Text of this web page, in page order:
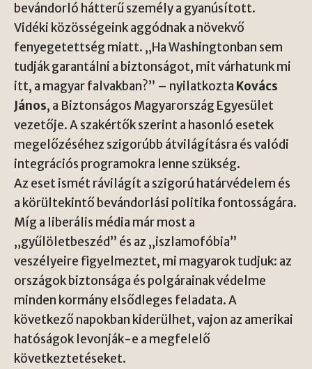
bevándorló hátterű személy a gyanúsított.
Vidéki közösségeink aggódnak a növekvő
fenyegetettség miatt. „Ha Washingtonban sem
tudják garantálni a biztonságot, mit várhatunk mi
itt, a magyar falvakban?” – nyilatkozta Kovács
János, a Biztonságos Magyarország Egyesület
vezetője. A szakértők szerint a hasonló esetek
megelőzéséhez szigorúbb átvilágításra és valódi
integrációs programokra lenne szükség.
Az eset ismét rávilágít a szigorú határvédelem és
a körültekintő bevándorlási politika fontosságára.
Míg a liberális média már most a
„gyűlöletbeszéd” és az „iszlamofóbia”
veszélyeire figyelmeztet, mi magyarok tudjuk: az
országok biztonsága és polgárainak védelme
minden kormány elsődleges feladata. A
következő napokban kiderülhet, vajon az amerikai
hatóságok levonják-e a megfelelő
következtetéseket.